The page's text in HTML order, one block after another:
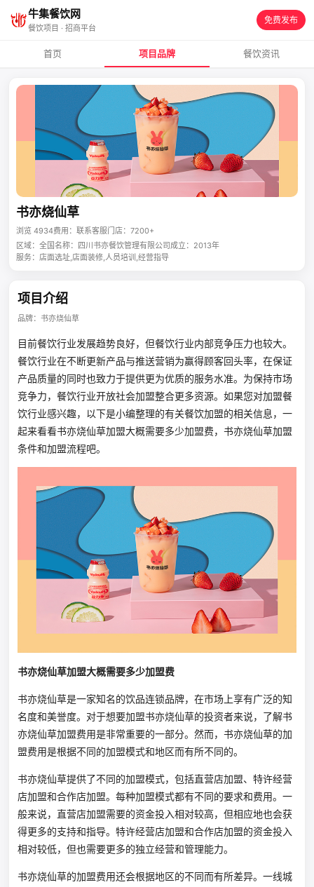
牛集餐饮网
餐饮项目 · 招商平台
免费发布
首页 项目品牌 餐饮资讯
书亦烧仙草
浏览 4934费用：联系客服门店：7200+
区域：全国 名称：四川书亦餐饮管理有限公司成立：2013年
服务：店面选址,店面装修,人员培训,经营指导
项目介绍
品牌：书亦烧仙草
目前餐饮行业发展趋势良好，但餐饮行业内部竞争压力也较大。
餐饮行业在不断更新产品与推送营销为赢得顾客回头率，在保证
产品质量的同时也致力于提供更为优质的服务水准。为保持市场
竞争力，餐饮行业开放社会加盟整合更多资源。如果您对加盟餐
饮行业感兴趣，以下是小编整理的有关餐饮加盟的相关信息，一
起来看看书亦烧仙草加盟大概需要多少加盟费，书亦烧仙草加盟
条件和加盟流程吧。
书亦烧仙草加盟大概需要多少加盟费
书亦烧仙草是一家知名的饮品连锁品牌，在市场上享有广泛的知
名度和美誉度。对于想要加盟书亦烧仙草的投资者来说，了解书
亦烧仙草加盟费用是非常重要的一部分。然而，书亦烧仙草的加
盟费用是根据不同的加盟模式和地区而有所不同的。
书亦烧仙草提供了不同的加盟模式，包括直营店加盟、特许经营
店加盟和合作店加盟。每种加盟模式都有不同的要求和费用。一
般来说，直营店加盟需要的资金投入相对较高，但相应地也会获
得更多的支持和指导。特许经营店加盟和合作店加盟的资金投入
相对较低，但也需要更多的独立经营和管理能力。
书亦烧仙草的加盟费用还会根据地区的不同而有所差异。一线城